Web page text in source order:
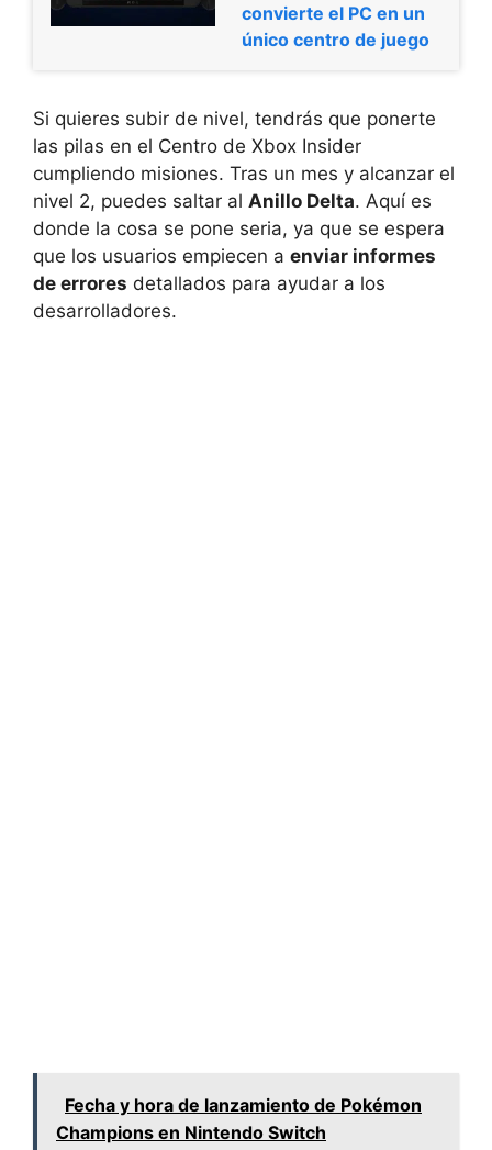
convierte el PC en un
único centro de juego
Si quieres subir de nivel, tendrás que ponerte
las pilas en el Centro de Xbox Insider
cumpliendo misiones. Tras un mes y alcanzar el
nivel 2, puedes saltar al Anillo Delta. Aquí es
donde la cosa se pone seria, ya que se espera
que los usuarios empiecen a enviar informes
de errores detallados para ayudar a los
desarrolladores.
Fecha y hora de lanzamiento de Pokémon
Champions en Nintendo Switch